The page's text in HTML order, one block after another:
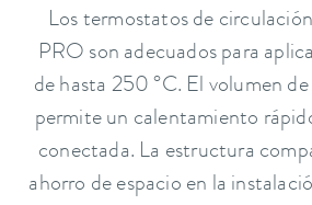
Los termostatos de
PRO son adecuados para
de hasta 250 °C. El volumen
permite un calentamiento
conectada. La estructura
ahorro de espacio en la